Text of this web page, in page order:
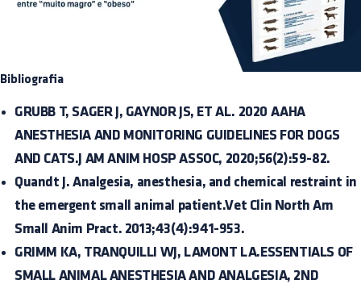
Bibliografia
GRUBB T, SAGER J, GAYNOR JS, ET AL. 2020 AAHA
ANESTHESIA AND MONITORING GUIDELINES FOR DOGS
AND CATS.J AM ANIM HOSP ASSOC, 2020;56(2):59-82.
Quandt J. Analgesia, anesthesia, and chemical restraint in
the emergent small animal patient.Vet Clin North Am
Small Anim Pract. 2013;43(4):941-953.
GRIMM KA, TRANQUILLI WJ, LAMONT LA.ESSENTIALS OF
SMALL ANIMAL ANESTHESIA AND ANALGESIA, 2ND